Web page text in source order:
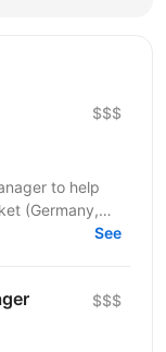
$$$
to help
(Germany,
See
$$$